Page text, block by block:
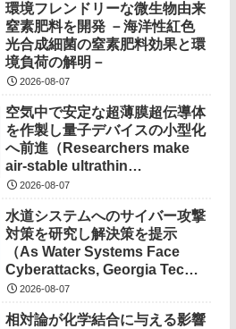
環境フレンドリーな微生物由来
窒素肥料を開発 －海洋性紅色
光合成細菌の窒素肥料効果と環
境負荷の解明－
2026-08-07
空気中で安定な超薄膜超伝導体
を作製し量子デバイスの小型化
へ前進（Researchers make
air-stable ultrathin
superconductors more
devices）
2026-08-07
水道システムへのサイバー攻撃
対策を研究し解決策を提示
（As Water Systems Face
Cyberattacks, Georgia Tech
Research Points to
2026-08-07
相対論が化学結合に与える影響